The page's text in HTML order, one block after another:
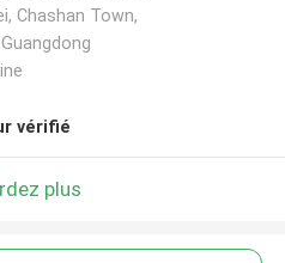
Chashan Town,
vérifié
plus